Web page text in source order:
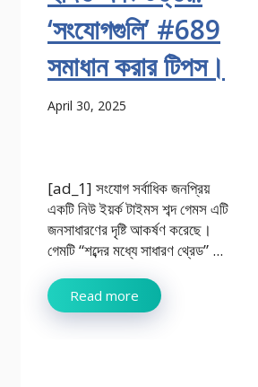
‘সংযোগগুলি’ #689
সমাধান করার টিপস।
April 30, 2025
[ad_1] সংযোগ সর্বাধিক জনপ্রিয়
একটি নিউ ইয়র্ক টাইমস শব্দ গেমস এটি
জনসাধারণের দৃষ্টি আকর্ষণ করেছে।
গেমটি “শব্দের মধ্যে সাধারণ থ্রেড” ...
Read more